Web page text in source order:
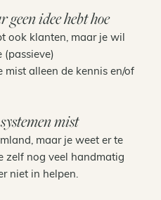
idee hebt hoe
ook klanten, maar je wil
(passieve)
mist alleen de kennis en/of
mist
maar je weet er te
zelf nog veel handmatig
niet in helpen.